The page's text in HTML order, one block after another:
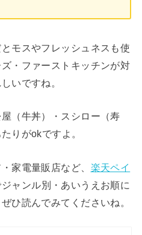
モスやフレッシュネスも使
・ファーストキッチンが対
いですね。
（牛丼）・スシロー（寿
りがokですよ。
家電量販店など、 楽天ペイ
ャンル別・あいうえお順に
ひ読んでみてくださいね。